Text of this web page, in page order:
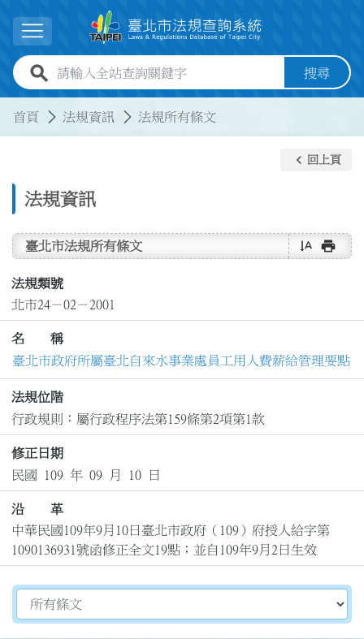
展開選單
全站查詢關鍵字欄位 搜尋
首頁 法規資訊 法規所有條文
法規資訊
keyboard_arrow_left 回上頁
臺北市法規所有條文 text_rotate_vertical print
法規類號
北市24－02－2001
名 稱
臺北市政府所屬臺北自來水事業處員工用人費薪給管理要點
法規位階
行政規則：屬行政程序法第159條第2項第1款
修正日期
民國 109 年 09 月 10 日
沿 革
中華民國109年9月10日臺北市政府（109）府授人給字第
1090136931號函修正全文19點；並自109年9月2日生效
切換選擇法規資訊內容